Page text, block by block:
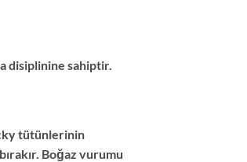
disiplinine sahiptir.
tütünlerinin
Boğaz vurumu